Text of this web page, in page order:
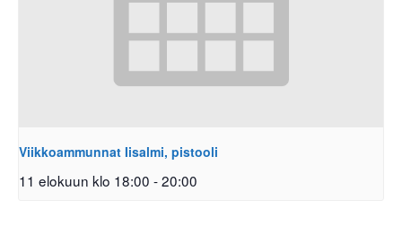
Viikkoammunnat Iisalmi, pistooli
11 elokuun klo 18:00 -20:00